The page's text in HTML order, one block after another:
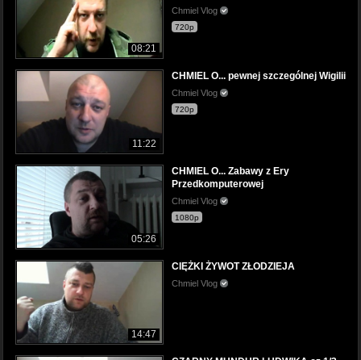
08:21
Chmiel Vlog
720p
11:22
CHMIEL O... pewnej szczególnej Wigilii
Chmiel Vlog
720p
05:26
CHMIEL O... Zabawy z Ery
Przedkomputerowej
Chmiel Vlog
1080p
14:47
CIĘŻKI ŻYWOT ZŁODZIEJA
Chmiel Vlog